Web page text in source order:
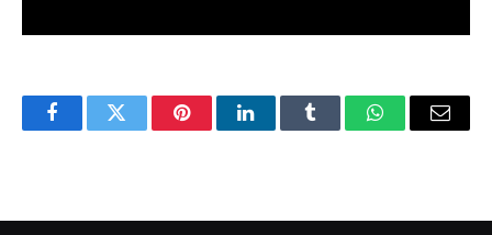
FacebookTwitter PinterestLinkedInTumblr WhatsAppEmail